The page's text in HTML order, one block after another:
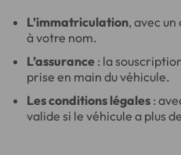
L’immatriculation, avec
à votre nom.
L’assurance : la
prise en main du véhicule.
Les conditions légales :
valide si le véhicule a plus